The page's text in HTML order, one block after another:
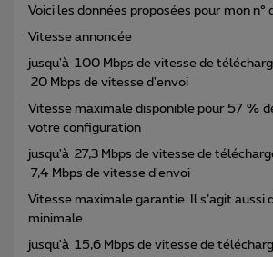
Voici les données proposées pour mon n°
Vitesse annoncée
jusqu'à 100 Mbps de vitesse de
20 Mbps de vitesse d'envoi
Vitesse maximale disponible pour 57 %
votre configuration
jusqu'à 27,3 Mbps de vitesse de
7,4 Mbps de vitesse d'envoi
Vitesse maximale garantie. Il s’agit aussi
minimale
jusqu'à 15,6 Mbps de vitesse de